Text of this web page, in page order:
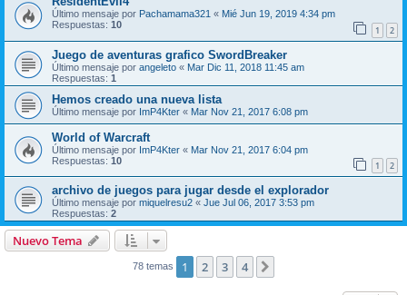
Último mensaje por Pachamama321 « Mié Jun 19, 2019 4:34 pm
Respuestas: 10 1 2
Juego de aventuras grafico SwordBreaker
Último mensaje por angeleto « Mar Dic 11, 2018 11:45 am
Respuestas: 1
Hemos creado una nueva lista
Último mensaje por ImP4Kter « Mar Nov 21, 2017 6:08 pm
World of Warcraft
Último mensaje por ImP4Kter « Mar Nov 21, 2017 6:04 pm
Respuestas: 10 1 2
archivo de juegos para jugar desde el explorador
Último mensaje por miquelresu2 « Jue Jul 06, 2017 3:53 pm
Respuestas: 2
Nuevo Tema
78 temas 1 2 3 4